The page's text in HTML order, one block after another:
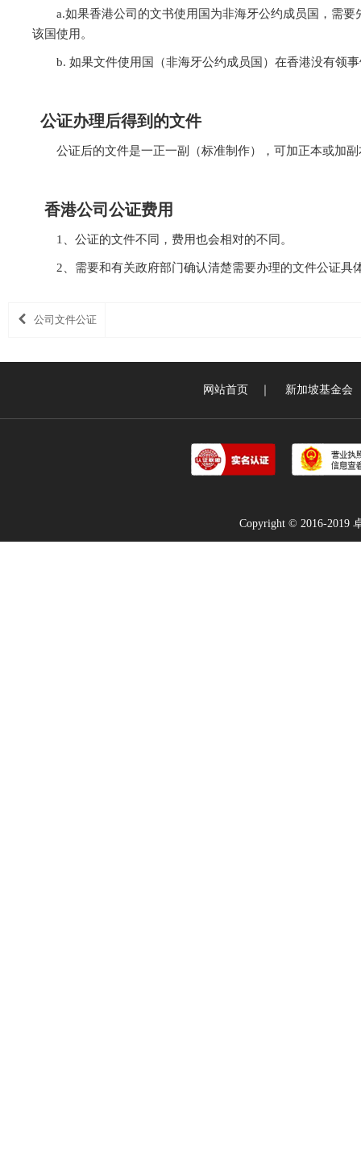
a.如果香港公司的文书使用国为非海牙公约成员国，需
该国使用。
b. 如果文件使用国（非海牙公约成员国）在香港没有领
公证办理后得到的文件
公证后的文件是一正一副（标准制作），可加正本或加
香港公司公证费用
1、公证的文件不同，费用也会相对的不同。
2、需要和有关政府部门确认清楚需要办理的文件公证
公司文件公证
网站首页 新加坡基金会
Copyright © 2016-2019